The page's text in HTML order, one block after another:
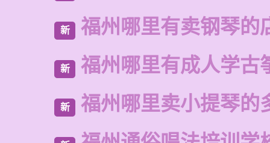
新 福州哪里有卖钢琴的
新 福州哪里有成人学古
新 福州哪里卖小提琴的